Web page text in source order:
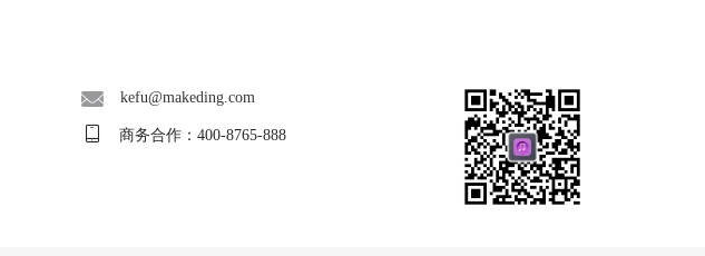
kefu@makeding.com
商务合作：400-8765-888